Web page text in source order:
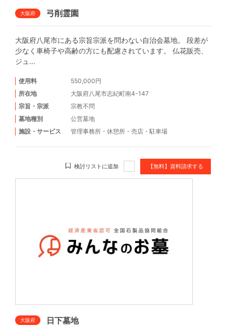
大阪府 弓削霊園
大阪府八尾市にある宗旨宗派を問わない自治会墓地。 段差が
少なく車椅子や高齢の方にも配慮されています。 仏花販売、
ジュ...
使用料
550,000円
所在地
大阪府八尾市志紀町南4-147
宗旨・宗派
宗教不問
墓地種別
公営墓地
施設・サービス
管理事務所 ・ 休憩所 ・ 売店 ・ 駐車場
検討リストに追加 【無料】資料請求する
大阪府 日下墓地